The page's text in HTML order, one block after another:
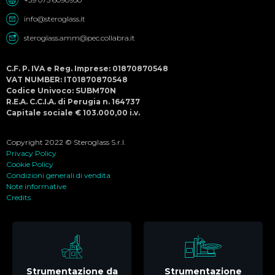
info@steroglass.it
steroglass.amm@pec.collabra.it
C.F. P. IVA e Reg. Imprese: 01870870548
VAT NUMBER: IT01870870548
Codice Univoco: SUBM70N
R.E.A. C.C.I.A. di Perugia n. 164737
Capitale sociale € 103.000,00 i.v.
Copyright 2022 © Steroglass S.r.l.
Privacy Policy
Cookie Policy
Condizioni generali di vendita
Note informative
Credits
Strumentazione da Strumentazione